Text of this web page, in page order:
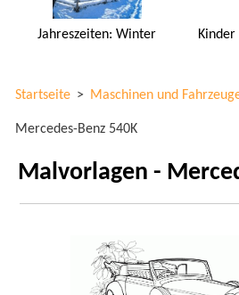
Jahreszeiten: Winter
Startseite > Maschinen und
Mercedes-Benz 540K
Malvorlagen -